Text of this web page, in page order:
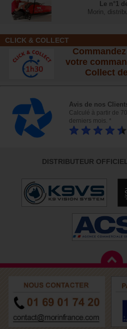
Le n°1
Morin,
CLICK & COLLECT
votre
Collect
Avis de nos
Calculé à partir de
derniers mois. *
DISTRIBUTEUR